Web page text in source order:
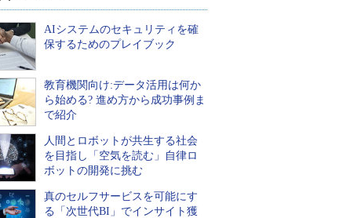
AIシステムのセキュリティを確
保するためのプレイブック
教育機関向け:データ活用は何か
ら始める? 進め方から成功事例ま
で紹介
人間とロボットが共生する社会
を目指し「空気を読む」自律ロ
ボットの開発に挑む
真のセルフサービスを可能にす
る「次世代BI」でインサイト獲